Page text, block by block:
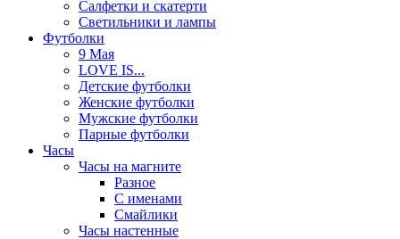
Салфетки и скатерти
Светильники и лампы
Футболки
9 Мая
LOVE IS...
Детские футболки
Женские футболки
Мужские футболки
Парные футболки
Часы
Часы на магните
Разное
С именами
Смайлики
Часы настенные